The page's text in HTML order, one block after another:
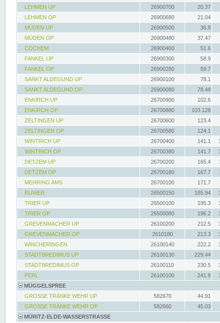
LEHMEN UP
26900700
20.37
LEHMEN OP
26900680
21.04
MÜDEN UP
26900500
36.8
MÜDEN OP
26900480
37.47
COCHEM
26900400
51.6
FANKEL UP
26900300
58.9
FANKEL OP
26900280
59.7
SANKT ALDEGUND UP
26900100
78.1
SANKT ALDEGUND OP
26900080
78.48
ENKIRCH UP
26700900
102.6
ENKIRCH OP
26700880
103.128
ZELTINGEN UP
26700600
123.4
ZELTINGEN OP
26700580
124.1
WINTRICH UP
26700400 141.1
WINTRICH OP
26700380 141.7
DETZEM UP
26700200 165.4
DETZEM OP
26700180 167.7
MEHRING AMS
26700100
171.7
RUWER
26500150 185.94
TRIER UP
26500100 195.3
TRIER OP
26500080 196.2
GREVENMACHER UP
26100200 212.5
GREVENMACHER OP
2610180 213.3
WINCHERINGEN
26100140 222.2
STADTBREDIMUS UP
26100130
229.44
STADTBREDIMUS OP
26100110 230.5
PERL
26100100 241.8
MÜGGELSPREE
GROSSE TRÄNKE WEHR UP
582670
44.91
GROSSE TRÄNKE WEHR OP
582660
45.03
MÜRITZ-ELDE-WASSERSTRASSE